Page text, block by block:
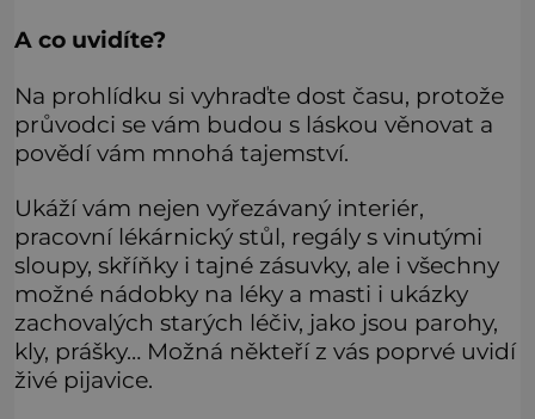
A co uvidíte?
Na prohlídku si vyhraďte dost času, protože
průvodci se vám budou s láskou věnovat a
povědí vám mnohá tajemství.
Ukáží vám nejen vyřezávaný interiér,
pracovní lékárnický stůl, regály s vinutými
sloupy, skříňky i tajné zásuvky, ale i všechny
možné nádobky na léky a masti i ukázky
zachovalých starých léčiv, jako jsou parohy,
kly, prášky… Možná někteří z vás poprvé uvidí
živé pijavice.